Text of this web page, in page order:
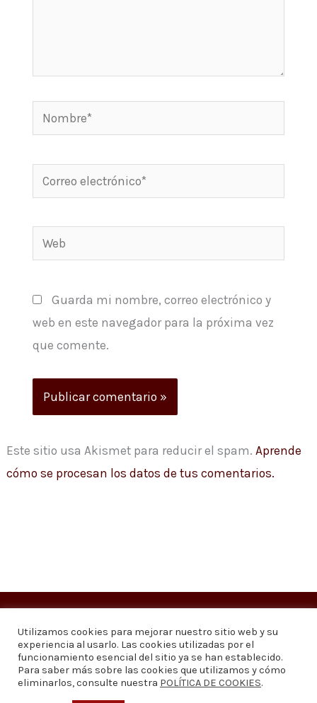
Nombre*
Correo
electrónico*
Web
Guarda mi nombre, correo electrónico y
web en este navegador para la próxima vez
que comente.
Este sitio usa Akismet para reducir el spam.Aprende
cómo se procesan los datos de tus comentarios.
Copyright © 2026Visión 20/20 Noticias
Visión 20/20 Noticias - Edición 1.095
Contáctenos
Quiénes somos
Utilizamos cookies para mejorar nuestro sitio web y su
experiencia al usarlo. Las cookies utilizadas por el
funcionamiento esencial del sitio ya se han establecido.
Para saber más sobre las cookies que utilizamos y cómo
eliminarlos, consulte nuestra POLÍTICA DE COOKIES.